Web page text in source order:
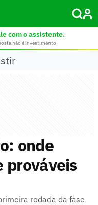
com o assistente.
não é investimento
onde
prováveis
rodada da fase